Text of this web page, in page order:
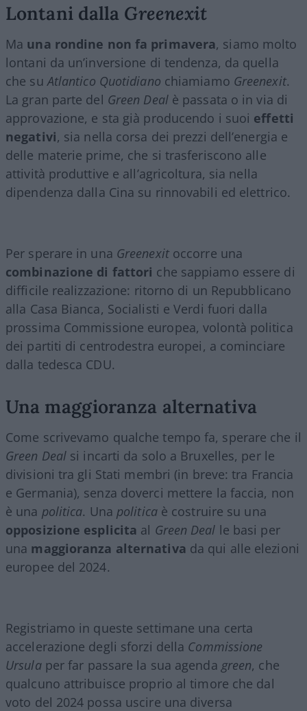
Lontani dalla Greenexit
Ma una rondine non fa primavera, siamo molto
lontani da un’inversione di tendenza, da quella
che su Atlantico Quotidiano chiamiamo Greenexit.
La gran parte del Green Dealè passata o in via di
approvazione, e sta già producendo i suoi effetti
negativi, sia nella corsa dei prezzi dell’energia e
delle materie prime, che si trasferiscono alle
attività produttive e all’agricoltura, sia nella
dipendenza dalla Cina su rinnovabili ed elettrico.
Per sperare in una Greenexitoccorre una
combinazione di fattori che sappiamo essere di
difficile realizzazione: ritorno di un Repubblicano
alla Casa Bianca, Socialisti e Verdi fuori dalla
prossima Commissione europea, volontà politica
dei partiti di centrodestra europei, a cominciare
dalla tedesca CDU.
Una maggioranza alternativa
Come scrivevamo qualche tempo fa, sperare che il
Green Deal si incarti da solo a Bruxelles, per le
divisioni tra gli Stati membri (in breve: tra Francia
e Germania), senza doverci mettere la faccia, non
è una politica. Una politicaè costruire su una
opposizione esplicita al Green Deal le basi per
una maggioranza alternativa da qui alle elezioni
europee del 2024.
Registriamo in queste settimane una certa
accelerazione degli sforzi della Commissione
Ursulaper far passare la sua agenda green, che
qualcuno attribuisce proprio al timore che dal
voto del 2024 possa uscire una diversa